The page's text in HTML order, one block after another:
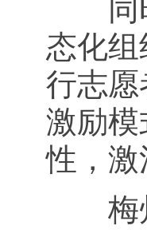
同时
态化
行志
激励
性，
梅州